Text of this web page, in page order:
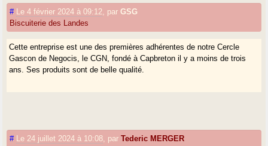
# Le 4 février 2024 à 09:12 parGSG
Biscuiterie des Landes
Cette entreprise est une des premières adhérentes de notre Cercle
Gascon de Negocis, le CGN, fondé à Capbreton il y a moins de trois
ans. Ses produits sont de belle qualité.
# Le 24 juillet 2024 à 10:08 parTederic MERGER